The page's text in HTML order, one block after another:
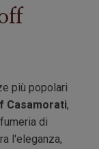
più popolari
Casamorati,
di
l'eleganza,